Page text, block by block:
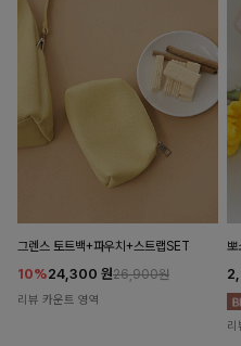
그렌스 토트백+파우치+스트랩SET
10%24,300 원26,900원
리뷰 카운트 영역
뽀
리